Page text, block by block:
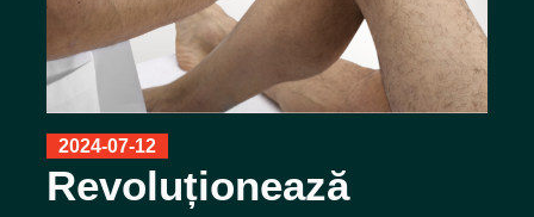
2024-07-12
Revoluționează